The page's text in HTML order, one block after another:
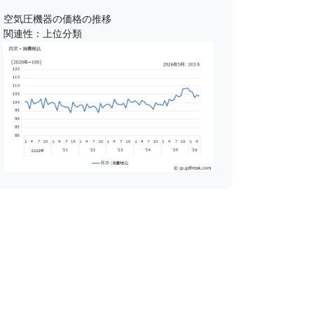
空気圧機器の価格の推移
関連性：上位分類